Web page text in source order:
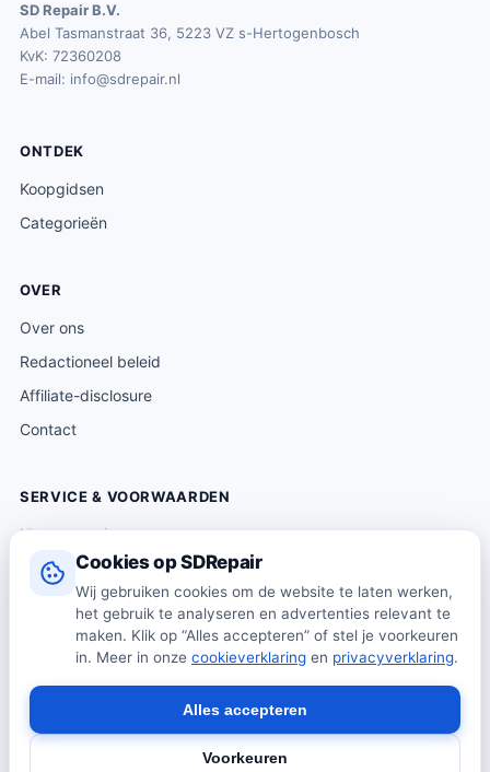
Cookies op SDRepair
Wij gebruiken cookies om de website te laten werken,
het gebruik te analyseren en advertenties relevant te
maken. Klik op “Alles accepteren” of stel je voorkeuren
in. Meer in onze cookieverklaring en privacyverklaring.
Voorkeuren
Alles accepteren
SD Repair B.V.
Abel Tasmanstraat 36, 5223 VZ s-Hertogenbosch
KvK: 72360208
E-mail: info@sdrepair.nl
ONTDEK
Koopgidsen
Categorieën
OVER
Over ons
Redactioneel beleid
Affiliate-disclosure
Contact
SERVICE & VOORWAARDEN
Klantenservice
Verzending & levering
Retourneren
Algemene voorwaarden